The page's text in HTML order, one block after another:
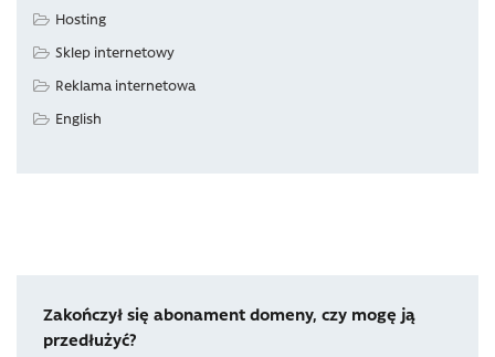
Hosting
Sklep internetowy
Reklama internetowa
English
Zakończył się abonament domeny, czy mogę ją
przedłużyć?